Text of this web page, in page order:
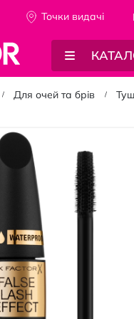
Точки видачi
Для очей та брів